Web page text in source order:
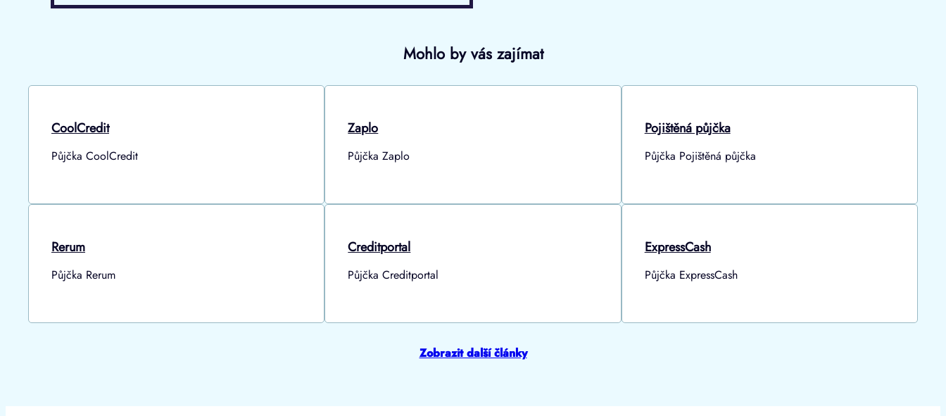
Mohlo by vás zajímat
CoolCredit
Půjčka CoolCredit
Zaplo
Půjčka Zaplo
Pojištěná půjčka
Půjčka Pojištěná půjčka
Rerum
Půjčka Rerum
Creditportal
Půjčka Creditportal
ExpressCash
Půjčka ExpressCash
Zobrazit další články